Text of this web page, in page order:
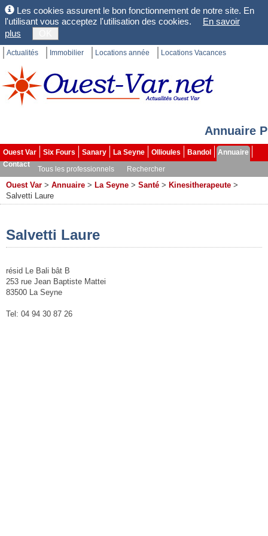
Les cookies assurent le bon fonctionnement de notre site. En
l'utilisant vous acceptez l'utilisation des cookies.
En savoir
plus
Actualités Immobilier Locations année Locations Vacances
Annuaire
Ouest Var Six Fours Sanary La Seyne Ollioules Bandol
Annuaire
Contact
Tous les professionnels Rechercher
Ouest Var > Annuaire > La Seyne > Santé > Kinesitherapeute >
Salvetti Laure
Salvetti Laure
résid Le Bali bât B
253 rue Jean Baptiste Mattei
83500 La Seyne
Tel: 04 94 30 87 26